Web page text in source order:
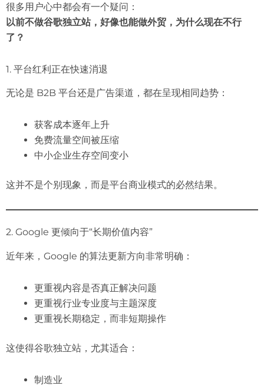
很多用户心中都会有一个疑问：
以前不做谷歌独立站，好像也能做外贸，为什么现在不行
了？
1. 平台红利正在快速消退
无论是 B2B 平台还是广告渠道，都在呈现相同趋势：
获客成本逐年上升
免费流量空间被压缩
中小企业生存空间变小
这并不是个别现象，而是平台商业模式的必然结果。
2. Google 更倾向于“长期价值内容”
近年来，Google 的算法更新方向非常明确：
更重视内容是否真正解决问题
更重视行业专业度与主题深度
更重视长期稳定，而非短期操作
这使得谷歌独立站，尤其适合：
制造业